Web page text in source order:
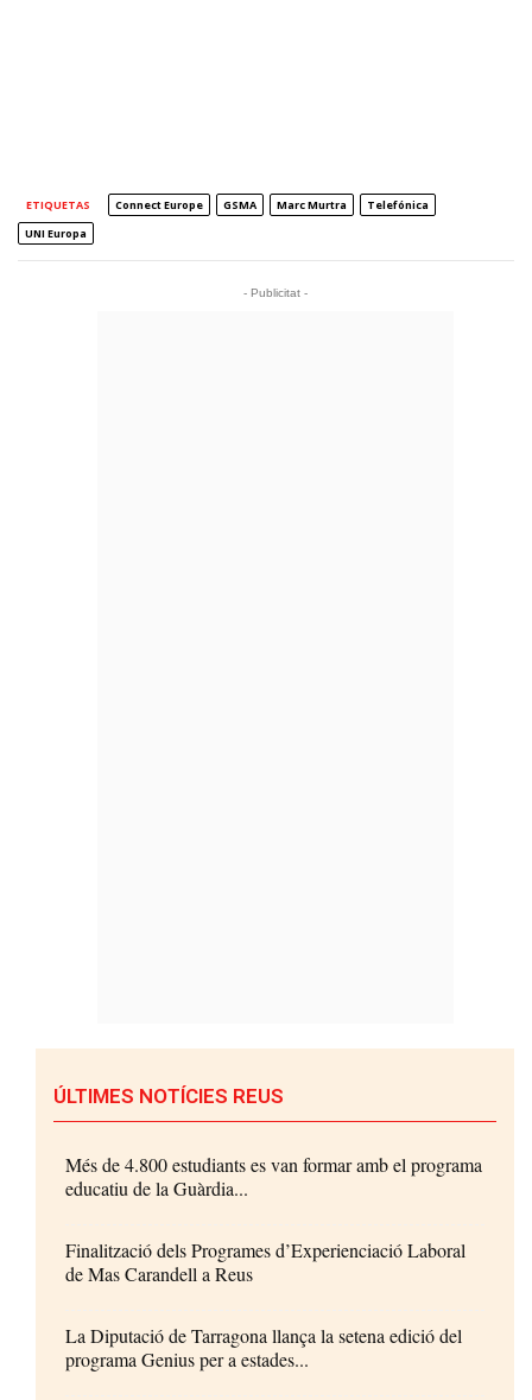
ETIQUETAS Connect Europe GSMA Marc Murtra
Telefónica
UNI Europa
- Publicitat -
ÚLTIMES NOTÍCIES REUS
Més de 4.800 estudiants es van formar amb el programa
educatiu de la Guàrdia...
Finalització dels Programes d’Experienciació Laboral
de Mas Carandell a Reus
La Diputació de Tarragona llança la setena edició del
programa Genius per a estades...